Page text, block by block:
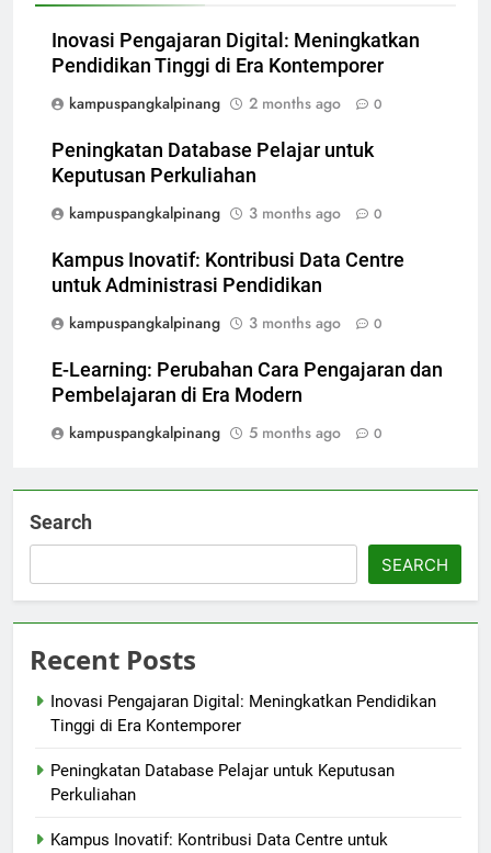
Inovasi Pengajaran Digital: Meningkatkan
Pendidikan Tinggi di Era Kontemporer
kampuspangkalpinang
2 months ago 0
Peningkatan Database Pelajar untuk
Keputusan Perkuliahan
kampuspangkalpinang
3 months ago 0
Kampus Inovatif: Kontribusi Data Centre
untuk Administrasi Pendidikan
kampuspangkalpinang
3 months ago 0
E-Learning: Perubahan Cara Pengajaran dan
Pembelajaran di Era Modern
kampuspangkalpinang
5 months ago 0
Search
SEARCH
Recent Posts
Inovasi Pengajaran Digital: Meningkatkan Pendidikan
Tinggi di Era Kontemporer
Peningkatan Database Pelajar untuk Keputusan
Perkuliahan
Kampus Inovatif: Kontribusi Data Centre untuk